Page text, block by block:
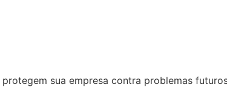
sua empresa contra problemas